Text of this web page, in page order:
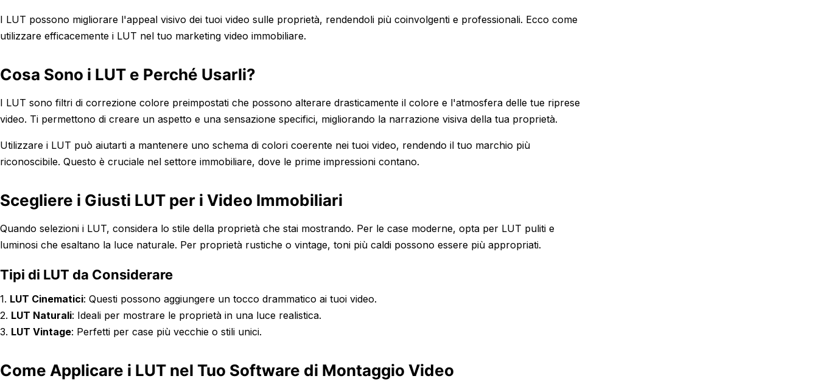
I LUT possono migliorare l'appeal visivo dei tuoi video sulle proprietà, rendendoli più coinvolgenti e professionali. Ecco come
utilizzare efficacemente i LUT nel tuo marketing video immobiliare.
Cosa Sono i LUT e Perché Usarli?
I LUT sono filtri di correzione colore preimpostati che possono alterare drasticamente il colore e l'atmosfera delle tue riprese
video. Ti permettono di creare un aspetto e una sensazione specifici, migliorando la narrazione visiva della tua proprietà.
Utilizzare i LUT può aiutarti a mantenere uno schema di colori coerente nei tuoi video, rendendo il tuo marchio più
riconoscibile. Questo è cruciale nel settore immobiliare, dove le prime impressioni contano.
Scegliere i Giusti LUT per i Video Immobiliari
Quando selezioni i LUT, considera lo stile della proprietà che stai mostrando. Per le case moderne, opta per LUT puliti e
luminosi che esaltano la luce naturale. Per proprietà rustiche o vintage, toni più caldi possono essere più appropriati.
Tipi di LUT da Considerare
1. LUT Cinematici: Questi possono aggiungere un tocco drammatico ai tuoi video.
2. LUT Naturali: Ideali per mostrare le proprietà in una luce realistica.
3. LUT Vintage: Perfetti per case più vecchie o stili unici.
Come Applicare i LUT nel Tuo Software di Montaggio Video